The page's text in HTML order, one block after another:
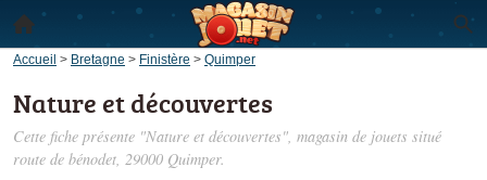
Accueil > Bretagne > Finistère > Quimper
Nature et découvertes
Cette fiche présente "Nature et découvertes", magasin de jouets situé
route de bénodet, 29000 Quimper.